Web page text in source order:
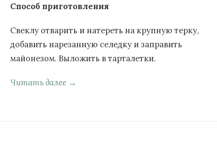
Способ приготовления
Свеклу отварить и натереть на крупную терку,
добавить нарезанную селедку и заправить
майонезом. Выложить в тарталетки.
Читать далее →